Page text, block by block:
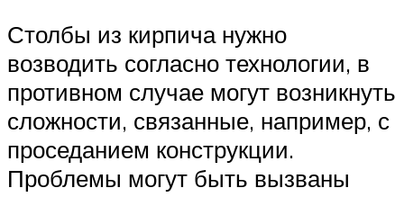
Столбы из кирпича нужно
возводить согласно технологии, в
противном случае могут возникнуть
сложности, связанные, например, с
проседанием конструкции.
Проблемы могут быть вызваны